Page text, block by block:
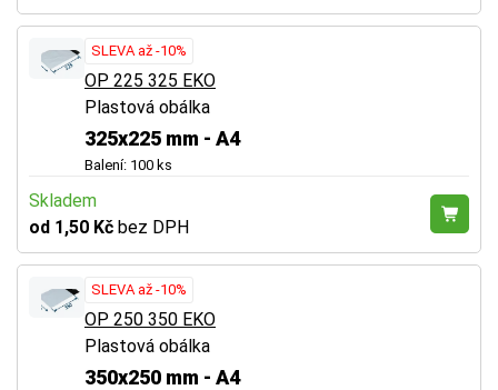
SLEVA až -10%
OP 225 325 EKO
Plastová obálka
325x225 mm - A4
Balení: 100 ks
Skladem
od 1,50 Kč bez DPH
SLEVA až -10%
OP 250 350 EKO
Plastová obálka
350x250 mm - A4